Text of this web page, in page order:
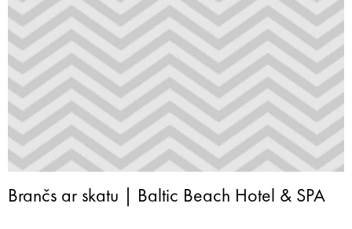
Brančs ar skatu | Baltic Beach Hotel & SPA